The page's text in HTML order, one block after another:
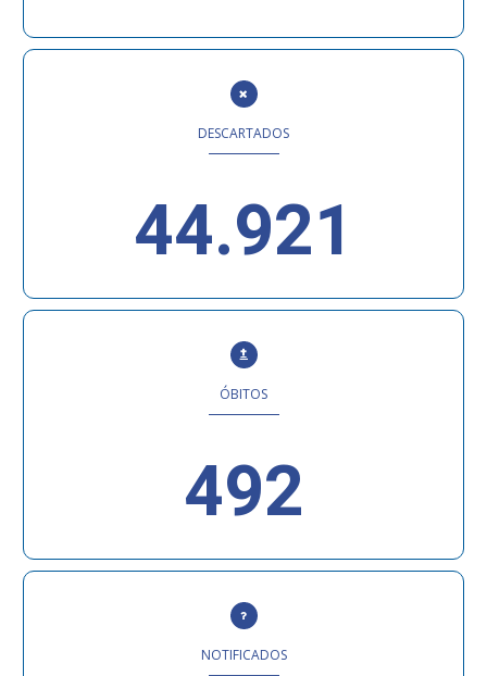
DESCARTADOS
44.921
ÓBITOS
492
NOTIFICADOS